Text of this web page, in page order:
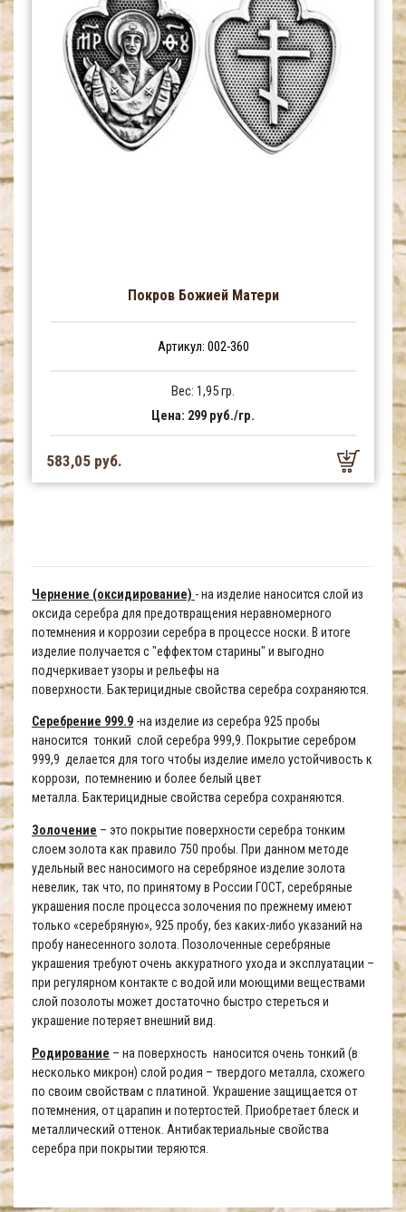
Покров Божией Матери
Артикул: 002-360
Вес: 1,95 гр.
Цена: 299 руб./гр.
583,05 руб.
Чернение (оксидирование) - на изделие наносится слой из
оксида серебра для предотвращения неравномерного
потемнения и коррозии серебра в процессе носки. В итоге
изделие получается с "еффектом старины" и выгодно
подчеркивает узоры и рельефы на
поверхности. Бактерицидные свойства серебра сохраняются.
Серебрение 999.9 -на изделие из серебра 925 пробы
наносится тонкий слой серебра 999,9. Покрытие серебром
999,9 делается для того чтобы изделие имело устойчивость к
коррози, потемнению и более белый цвет
металла. Бактерицидные свойства серебра сохраняются.
Золочение – это покрытие поверхности серебра тонким
слоем золота как правило 750 пробы. При данном методе
удельный вес наносимого на серебряное изделие золота
невелик, так что, по принятому в России ГОСТ, серебряные
украшения после процесса золочения по прежнему имеют
только «серебряную», 925 пробу, без каких-либо указаний на
пробу нанесенного золота. Позолоченные серебряные
украшения требуют очень аккуратного ухода и эксплуатации –
при регулярном контакте с водой или моющими веществами
слой позолоты может достаточно быстро стереться и
украшение потеряет внешний вид.
Родирование – на поверхность наносится очень тонкий (в
несколько микрон) слой родия – твердого металла, схожего
по своим свойствам с платиной. Украшение защищается от
потемнения, от царапин и потертостей. Приобретает блеск и
металлический оттенок. Антибактериальные свойства
серебра при покрытии теряются.